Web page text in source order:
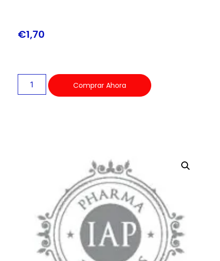
€1,70
Comprar Ahora